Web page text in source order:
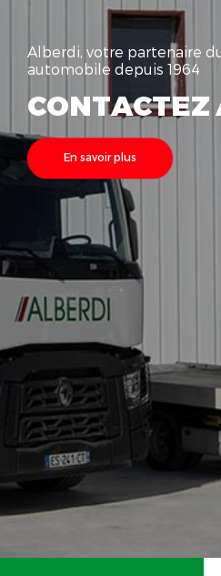
Alberdi, votre partenaire
automobile depuis 1964
CONTACTEZ
En savoir plus